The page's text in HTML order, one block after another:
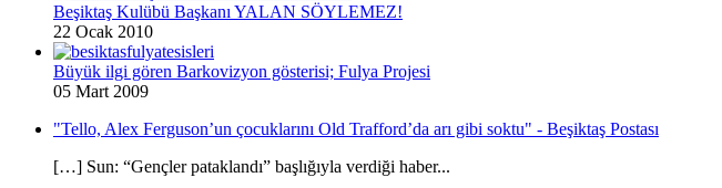
Beşiktaş Kulübü Başkanı YALAN SÖYLEMEZ!
22 Ocak 2010
Büyük ilgi gören Barkovizyon gösterisi; Fulya Projesi
05 Mart 2009
"Tello, Alex Ferguson’un çocuklarını Old Trafford’da arı gibi soktu" - Beşiktaş Postası
[…] Sun: “Gençler pataklandı” başlığıyla verdiği haber...